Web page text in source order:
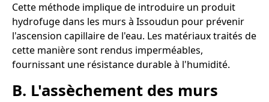
Cette méthode implique de introduire un produit
hydrofuge dans les murs à Issoudun pour prévenir
l'ascension capillaire de l'eau. Les matériaux traités de
cette manière sont rendus imperméables,
fournissant une résistance durable à l'humidité.
B. L'assèchement des murs